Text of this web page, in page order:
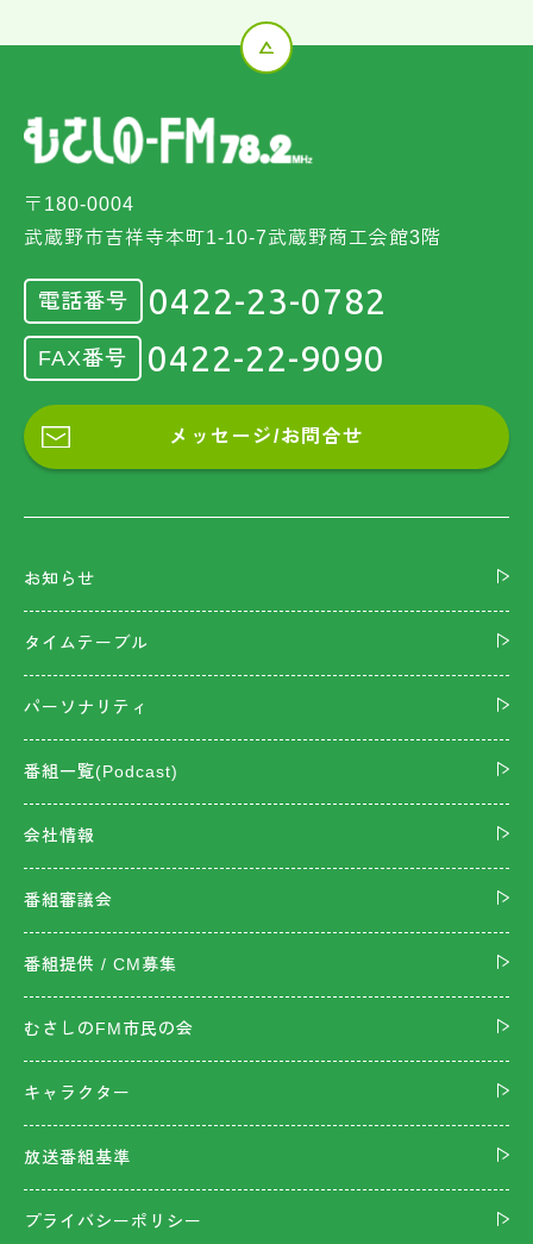
〒180-0004
武蔵野市吉祥寺本町1-10-7武蔵野商工会館3階
電話番号 0422-23-0782
FAX番号 0422-22-9090
メッセージ/お問合せ
お知らせ
タイムテーブル
パーソナリティ
番組一覧(Podcast)
会社情報
番組審議会
番組提供 / CM募集
むさしのFM市民の会
キャラクター
放送番組基準
プライバシーポリシー